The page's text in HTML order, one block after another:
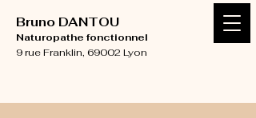
Bruno DANTOU
Naturopathe fonctionnel
9 rue Franklin, 69002 Lyon